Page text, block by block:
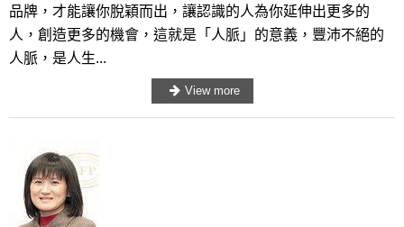
品牌，才能讓你脫穎而出，讓認識的人為你延伸出更多的
人，創造更多的機會，這就是「人脈」的意義，豐沛不絕的
人脈，是人生...